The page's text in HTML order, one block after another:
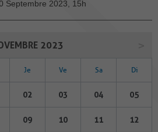
Septembre 2023, 15h
2023
Je Ve Sa Di
02 03 04 05
09 10 11 12